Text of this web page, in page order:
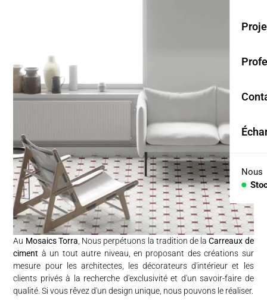
Nous
Au Mosaics Torra , Nous perpétuons la tradition de laCarreaux de
ciment à un tout autre niveau, en proposant des créations sur
mesure pour les architectes, les décorateurs d'intérieur et les
clients privés à la recherche d'exclusivité et d'un savoir-faire de
qualité. Si vous rêvez d'un design unique, nous pouvons le réaliser.